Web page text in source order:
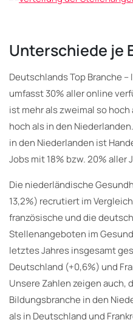
Unterschiede je
Deutschlands Top Branche
umfasst 30% aller online
ist mehr als zweimal so
hoch als in den
in den Niederlanden ist
Jobs mit 18% bzw. 20% aller
Die niederländische
13,2%) recrutiert im
französische und die
Stellenangeboten im
letztes Jahres insgesamt
Deutschland (+0,6%) und
Unsere Zahlen zeigen auch,
Bildungsbranche in den
als in Deutschland und